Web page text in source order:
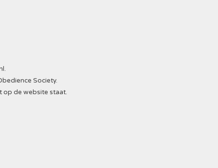
.
Society.
op de website staat.